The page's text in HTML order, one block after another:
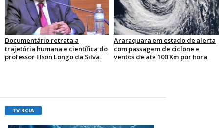
Documentário retrata a
trajetória humana e científica do
professor Elson Longo da Silva
Araraquara em estado de alerta
com passagem de ciclone e
ventos de até 100 Km por hora
TV RCIA